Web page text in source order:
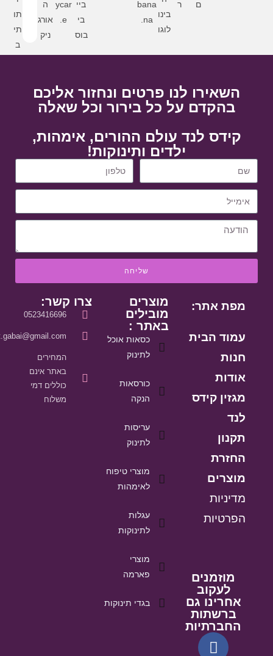
השאירו לנו פרטים ונחזור אליכם
בהקדם על כל בירור וכל שאלה
קידס לנד עולם ההורים, אימהות,
ילדים ותינוקות!
שליחה
מפת אתר:
עמוד הבית
חנות
אודות
מגזין קידס
לנד
תקנון
החזרת
מוצרים
מדיניות
הפרטיות
מוזמנים
לעקוב
אחרינו גם
ברשתות
החברתיות
מוצרים
מובילים
באתר :
כסאות אוכל
לתינוק
כורסאות
הנקה
עריסות
לתינוק
מוצרי טיפוח
לאימהות
עגלות
לתינוקות
מוצרי
פארמה
בגדי תינוקות
צרו קשר:
0523416696
המחירים
באתר אינם
כוללים דמי
משלוח